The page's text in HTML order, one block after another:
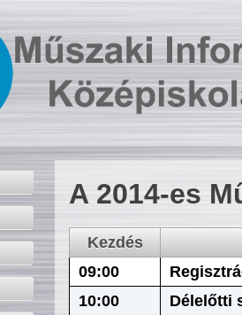
A 2014-es
Kezdés
09:00
10:00
Délelőtti